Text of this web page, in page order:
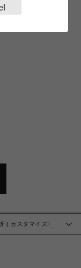
| カスタマイズ場